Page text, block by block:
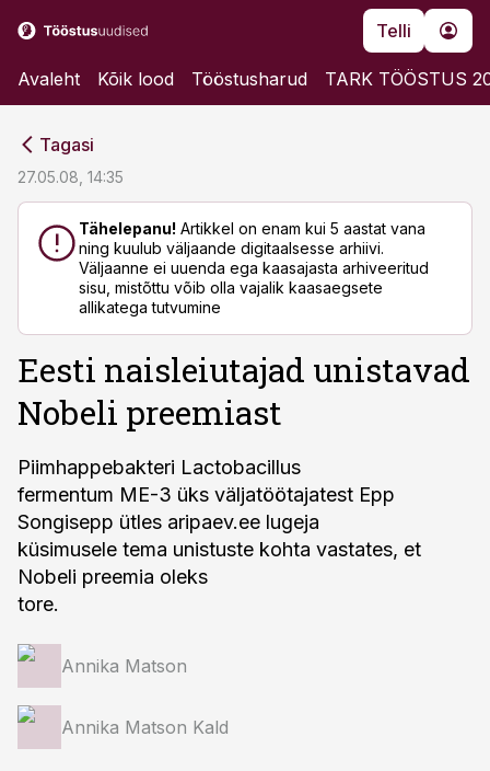
Telli
Avaleht Kõik lood Tööstusharud TARK TÖÖSTUS
Tagasi
27.05.08, 14:35
Tähelepanu! Artikkel on enam kui 5 aastat vana
ning kuulub väljaande digitaalsesse arhiivi.
Väljaanne ei uuenda ega kaasajasta arhiveeritud
sisu, mistõttu võib olla vajalik kaasaegsete
allikatega tutvumine
Eesti naisleiutajad unistavad
Nobeli preemiast
Piimhappebakteri Lactobacillus
fermentum ME-3 üks väljatöötajatest Epp
Songisepp ütles aripaev.ee lugeja
küsimusele tema unistuste kohta vastates, et
Nobeli preemia oleks
tore.
Annika Matson
Annika Matson Kald